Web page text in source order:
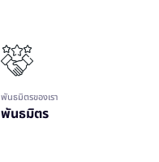
พันธมิตรของเรา
พันธมิตร